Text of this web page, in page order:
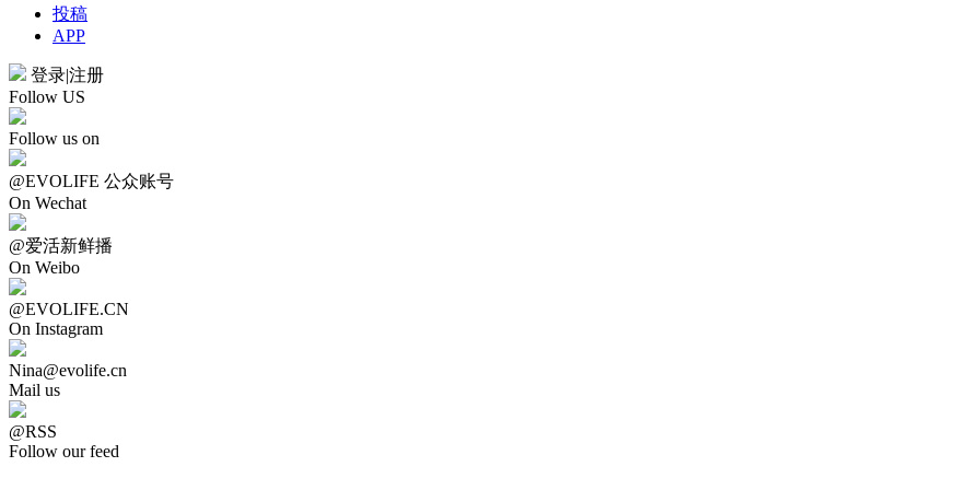
投稿
APP
登录|注册
Follow US
Follow us on
@EVOLIFE 公众账号
On Wechat
@爱活新鲜播
On Weibo
@EVOLIFE.CN
On Instagram
Nina@evolife.cn
Mail us
@RSS
Follow our feed